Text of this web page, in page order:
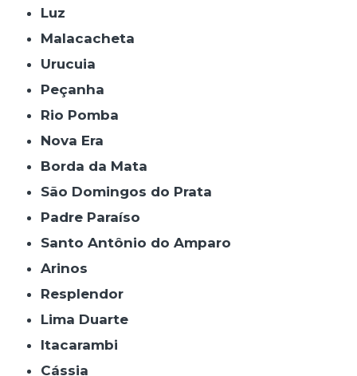
Luz
Malacacheta
Urucuia
Peçanha
Rio Pomba
Nova Era
Borda da Mata
São Domingos do Prata
Padre Paraíso
Santo Antônio do Amparo
Arinos
Resplendor
Lima Duarte
Itacarambi
Cássia